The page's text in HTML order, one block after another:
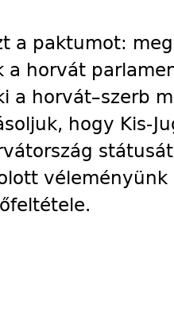
a paktumot:
a horvát
a horvát–szerb
hogy Kis-